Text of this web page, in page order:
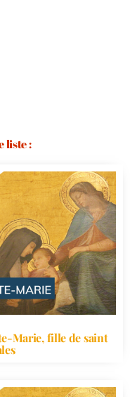
liste :
Marie, fille de saint